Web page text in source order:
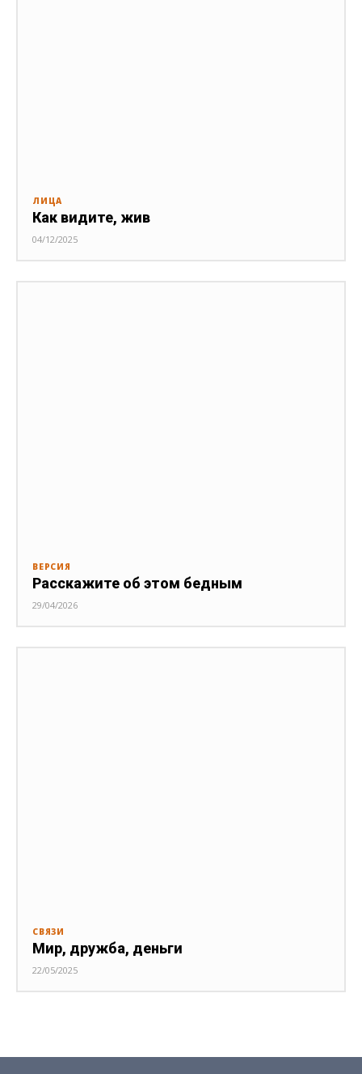
ЛИЦА
Как видите, жив
04/12/2025
ВЕРСИЯ
Расскажите об этом бедным
29/04/2026
СВЯЗИ
Мир, дружба, деньги
22/05/2025